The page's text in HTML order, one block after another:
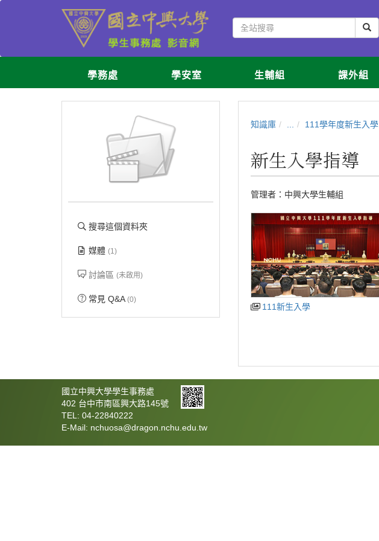
學務處 學安室 生輔組 課外組
搜尋這個資料夾
媒體(1)
討論區(未啟用)
常見 Q&A(0)
知識庫 111學年度新生入學
新生入學指導
管理者： 中興大學生輔組
111新生入學
國立中興大學學生事務處
402 台中市南區興大路145號
TEL: 04-22840222
E-Mail: nchuosa@dragon.nchu.edu.tw